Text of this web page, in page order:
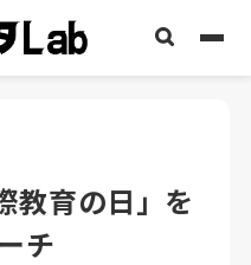
教育の日」を
チ